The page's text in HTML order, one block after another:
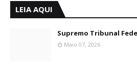
LEIA AQUI
Supremo Tribunal
Maio 07, 2026